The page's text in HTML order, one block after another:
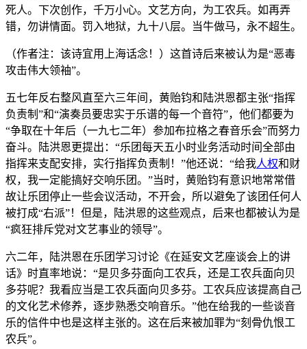
死人。下次创作，千万小心。文艺方向，为工农兵。如再弄
错，勿讲情面。罚入地狱，九十八层。当牛做马，永不超生。
（作者注：该诗宜用上海话念！）这首诗后来被认为是“恶毒
攻击伟大领袖”。
五七年反右整风直至六三年间，黄贻钧和陆洪恩都主张“指挥
负责制”和“演奏员要忠实于乐谱的每一个音符”，他们都要为
“争取在十年后（一九七二年）参加布拉格之春音乐会”而努力
奋斗。陆洪恩更提出：“乐团每天五小时业务活动时间全部由
指挥来支配安排，实行指挥负责制！”他还说：“给我人权和财
权，我一定能搞好交响乐团。”当时，黄贻钧有意识地常常借
故让乐团停止一些会议活动，不开会，所以避免了该团任何人
被打成“右派”！但是，陆洪恩的这些观点，后来也都被认为是
“疯狂排斥党对文艺事业的领导”。
六二年，陆洪恩在乐团学习讨论《在延安文艺座谈会上的讲
话》时直率地说：“是贝多芬面向工农兵，还是工农兵面向贝
多芬呢？我看应当是工农兵面向贝多芬。工农兵应该提高自己
的文化艺术修养，逐步熟悉交响音乐。”他在给我的一些谈音
乐的信件中也是这样主张的。这在后来被加罪为“刻骨仇恨工
农兵”。